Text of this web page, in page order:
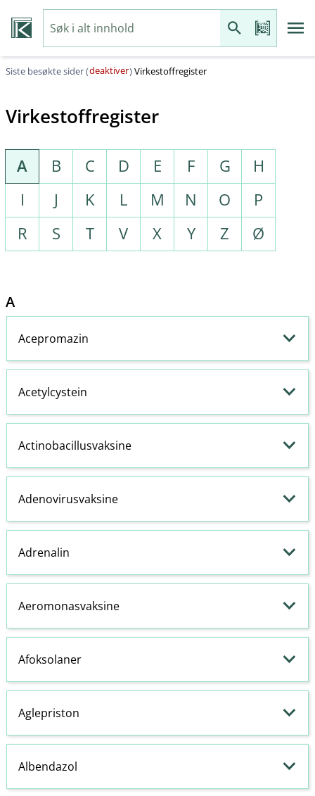
Siste besøkte sider (deaktiver)Virkestoffregister
Virkestoffregister
A B C D E F G
H
I
J K L M N O
P
R
S T V X Y Z Ø
A
Acepromazin
Acetylcystein
Actinobacillusvaksine
Adenovirusvaksine
Adrenalin
Aeromonasvaksine
Afoksolaner
Aglepriston
Albendazol